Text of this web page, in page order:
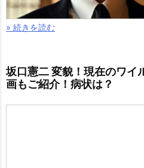
» 続きを読む
坂口憲二 変貌！現在のワイ
画もご紹介！病状は？